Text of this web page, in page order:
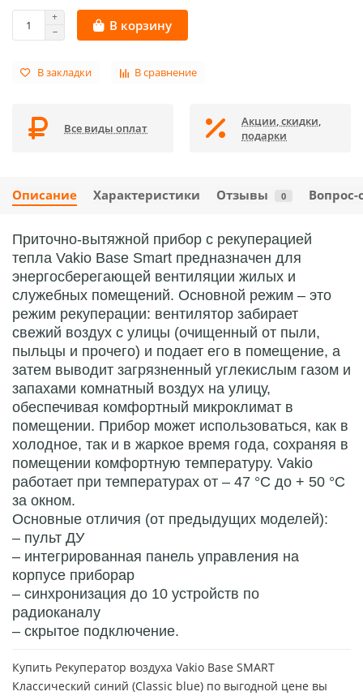
В корзину
В закладки В сравнение
Все виды оплат
Акции, скидки,
подарки
Описание Характеристики Отзывы 0 Вопрос-
Приточно-вытяжной прибор с рекуперацией
тепла Vakio Base Smart предназначен для
энергосберегающей вентиляции жилых и
служебных помещений. Основной режим – это
режим рекуперации: вентилятор забирает
свежий воздух с улицы (очищенный от пыли,
пыльцы и прочего) и подает его в помещение, а
затем выводит загрязненный углекислым газом и
запахами комнатный воздух на улицу,
обеспечивая комфортный микроклимат в
помещении. Прибор может использоваться, как в
холодное, так и в жаркое время года, сохраняя в
помещении комфортную температуру. Vakio
работает при температурах от – 47 °С до + 50 °С
за окном.
Основные отличия (от предыдущих моделей):
– пульт ДУ
– интегрированная панель управления на
корпусе приборар
– синхронизация до 10 устройств по
радиоканалу
– скрытое подключение.
Купить Рекуператор воздуха Vakio Base SMART
Классический синий (Classic blue) по выгодной цене вы